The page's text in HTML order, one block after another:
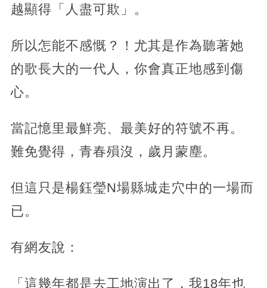
越顯得「人盡可欺」。
所以怎能不感慨？！尤其是作為聽著她
的歌長大的一代人，你會真正地感到傷
心。
當記憶里最鮮亮、最美好的符號不再。
難免覺得，青春殞沒，歲月蒙塵。
但這只是楊鈺瑩N場縣城走穴中的一場而
已。
有網友說：
「這幾年都是去工地演出了，我18年也